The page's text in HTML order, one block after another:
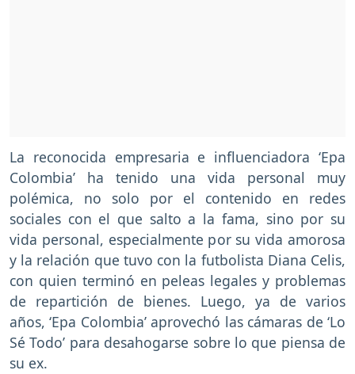
La reconocida empresaria e influenciadora ‘Epa
Colombia’ ha tenido una vida personal muy
polémica, no solo por el contenido en redes
sociales con el que salto a la fama, sino por su
vida personal, especialmente por su vida amorosa
y la relación que tuvo con la futbolista Diana Celis,
con quien terminó en peleas legales y problemas
de repartición de bienes. Luego, ya de varios
años, ‘Epa Colombia’ aprovechó las cámaras de ‘Lo
Sé Todo’ para desahogarse sobre lo que piensa de
su ex.